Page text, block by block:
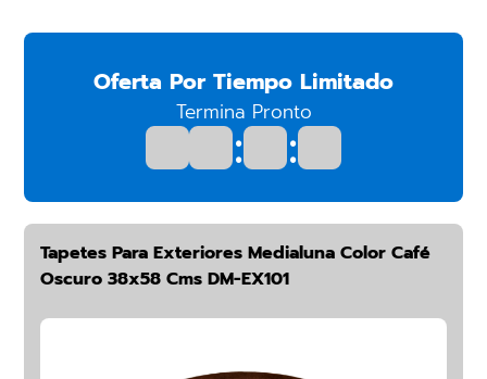
Oferta Por Tiempo Limitado
Termina Pronto
: :
Tapetes Para Exteriores Medialuna Color Café
Oscuro 38x58 Cms DM-EX101